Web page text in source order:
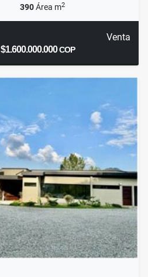
390Área m2
Venta
$1.600.000.000COP